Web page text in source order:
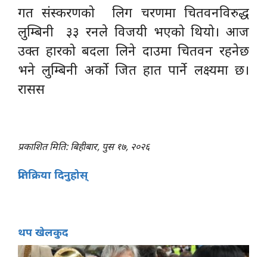
गत संस्करणको लिग चरणमा चितवनविरुद्ध
लुम्बिनी ३३ रनले विजयी भएको थियो। आज
उक्त हारको बदला लिने दाउमा चितवन रहनेछ
भने लुम्बिनी अर्को जित हात पार्ने लक्ष्यमा छ।
रासस
प्रकाशित मिति: बिहीबार, पुस १७, २०२६
प्रतिक्रिया दिनुहोस्
थप खेलकुद